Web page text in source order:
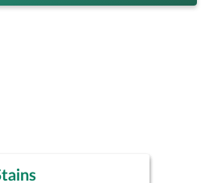
René
de Stains